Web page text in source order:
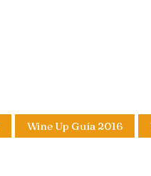
Wine Up Guía 2016